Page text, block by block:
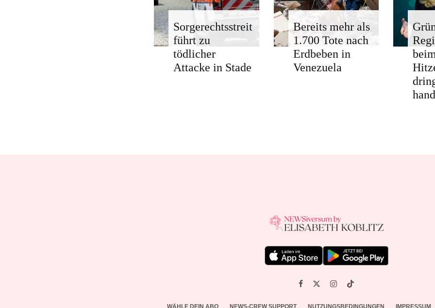
Sorgerechtsstreit
führt zu
tödlicher
Attacke in Stade
Bereits mehr als
1.700 Tote nach
Erdbeben in
Venezuela